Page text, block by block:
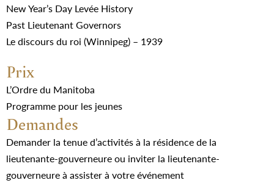
New Year’s Day Levée History
Past Lieutenant Governors
Le discours du roi (Winnipeg) – 1939
Prix
L’Ordre du Manitoba
Programme pour les jeunes
Demandes
Demander la tenue d’activités à la résidence de la
lieutenante-gouverneure ou inviter la lieutenante-
gouverneure à assister à votre événement